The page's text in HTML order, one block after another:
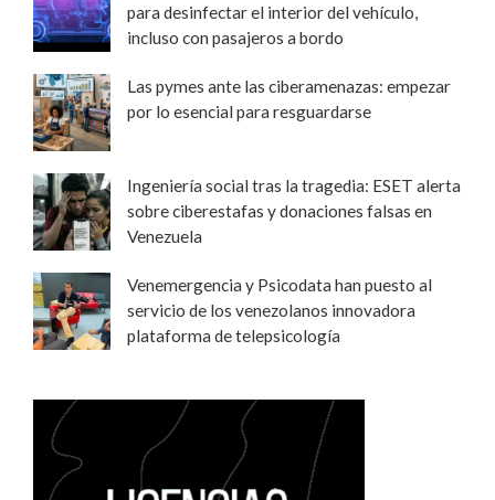
para desinfectar el interior del vehículo,
incluso con pasajeros a bordo
Las pymes ante las ciberamenazas: empezar
por lo esencial para resguardarse
Ingeniería social tras la tragedia: ESET alerta
sobre ciberestafas y donaciones falsas en
Venezuela
Venemergencia y Psicodata han puesto al
servicio de los venezolanos innovadora
plataforma de telepsicología